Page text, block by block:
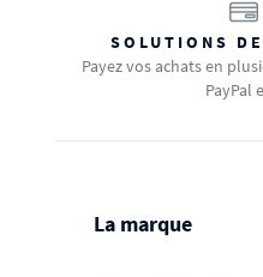
SOLUTIONS
Payez vos achats en
PayPal
La marque